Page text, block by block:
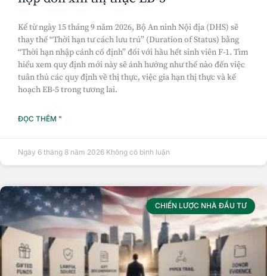
Kể từ ngày 15 tháng 9 năm 2026, Bộ An ninh Nội địa (DHS) sẽ
thay thế “Thời hạn tư cách lưu trú” (Duration of Status) bằng
“Thời hạn nhập cảnh cố định” đối với hầu hết sinh viên F-1. Tìm
hiểu xem quy định mới này sẽ ảnh hưởng như thế nào đến việc
tuân thủ các quy định về thị thực, việc gia hạn thị thực và kế
hoạch EB-5 trong tương lai.
ĐỌC THÊM "
Ngày 6 tháng 8 năm 2026 Không có bình luận
CHIẾN LƯỢC NHÀ ĐẦU TƯ